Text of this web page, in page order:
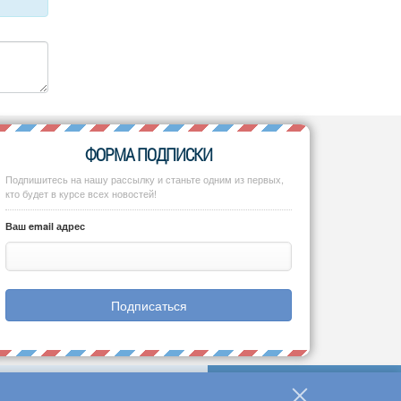
ФОРМА ПОДПИСКИ
Подпишитесь на нашу рассылку и станьте одним из первых,
кто будет в курсе всех новостей!
Ваш email адрес
Подписаться